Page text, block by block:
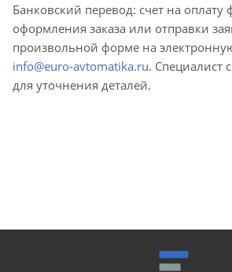
Банковский перевод: счет на оплату
оформления заказа или отправки
произвольной форме на
info@euro-avtomatika.ru. Специалист
для уточнения деталей.